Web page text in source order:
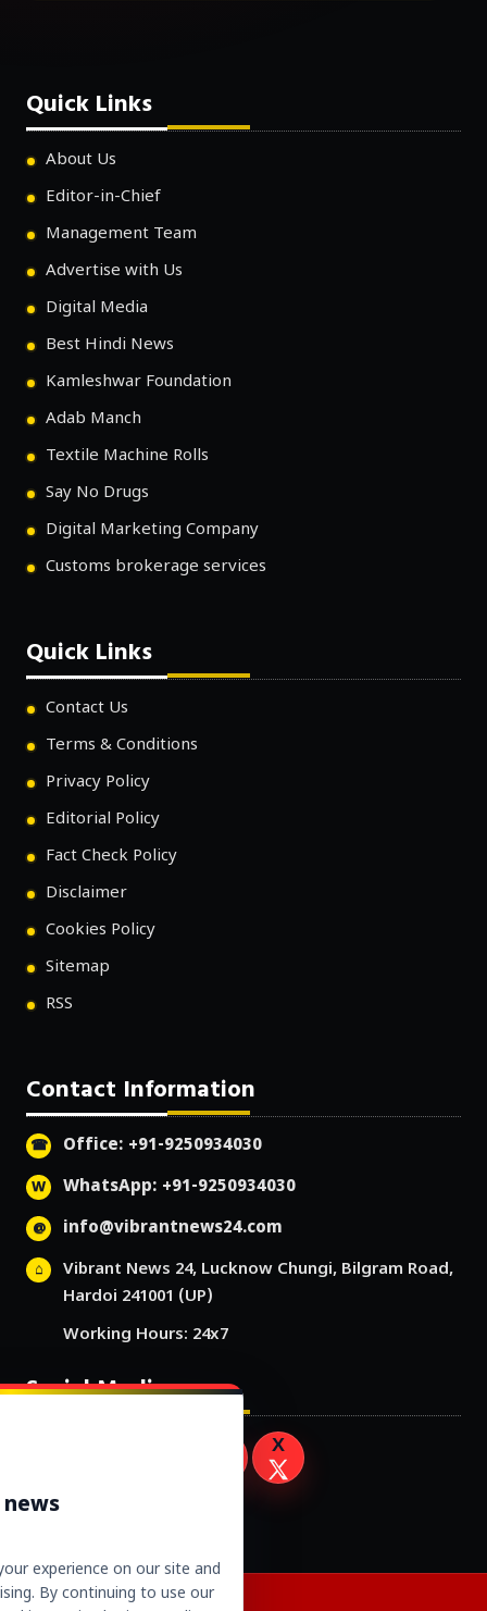
Quick Links
About Us
Editor-in-Chief
Management Team
Advertise with Us
Digital Media
Best Hindi News
Kamleshwar Foundation
Adab Manch
Textile Machine Rolls
Say No Drugs
Digital Marketing Company
Customs brokerage services
Quick Links
Contact Us
Terms & Conditions
Privacy Policy
Editorial Policy
Fact Check Policy
Disclaimer
Cookies Policy
Sitemap
RSS
Contact Information
Office: +91-9250934030
WhatsApp: +91-9250934030
info@vibrantnews24.com
Vibrant News 24, Lucknow Chungi, Bilgram Road,
Hardoi 241001 (UP)
Working Hours: 24x7
Social Media
experience on our site and
By continuing to use our